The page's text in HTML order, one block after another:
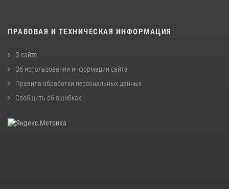
ПРАВОВАЯ И ТЕХНИЧЕСКАЯ ИНФОРМАЦИЯ
О сайте
Об использовании информации сайта
Правила обработки персональных данных
Сообщить об ошибках